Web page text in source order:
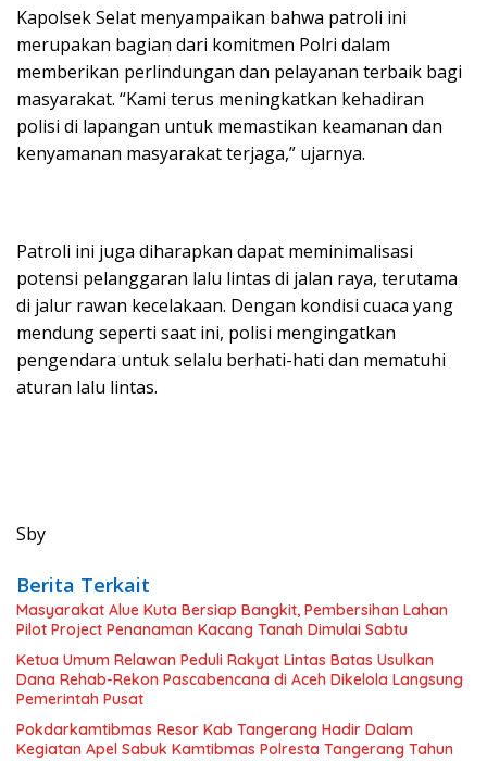
Kapolsek Selat menyampaikan bahwa patroli ini
merupakan bagian dari komitmen Polri dalam
memberikan perlindungan dan pelayanan terbaik bagi
masyarakat. “Kami terus meningkatkan kehadiran
polisi di lapangan untuk memastikan keamanan dan
kenyamanan masyarakat terjaga,” ujarnya.
Patroli ini juga diharapkan dapat meminimalisasi
potensi pelanggaran lalu lintas di jalan raya, terutama
di jalur rawan kecelakaan. Dengan kondisi cuaca yang
mendung seperti saat ini, polisi mengingatkan
pengendara untuk selalu berhati-hati dan mematuhi
aturan lalu lintas.
Sby
Berita Terkait
Masyarakat Alue Kuta Bersiap Bangkit, Pembersihan Lahan
Pilot Project Penanaman Kacang Tanah Dimulai Sabtu
Ketua Umum Relawan Peduli Rakyat Lintas Batas Usulkan
Dana Rehab-Rekon Pascabencana di Aceh Dikelola Langsung
Pemerintah Pusat
Pokdarkamtibmas Resor Kab Tangerang Hadir Dalam
Kegiatan Apel Sabuk Kamtibmas Polresta Tangerang Tahun